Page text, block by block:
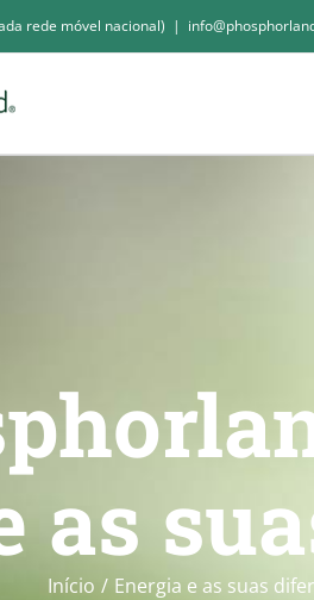
rede móvel nacional) |
as
Início Energia e as suas